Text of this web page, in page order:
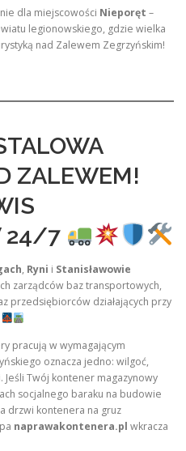
dla miejscowości Nieporęt –
legionowskiego, gdzie wielka
nad Zalewem Zegrzyńskim!
ZALEWEM!
24/7
, Ryni i Stanisławowie
zarządców baz transportowych,
przedsiębiorców działających przy
pracują w wymagającym
oznacza jedno: wilgoć,
Twój kontener magazynowy
socjalnego baraku na budowie
drzwi kontenera na gruz
naprawakontenera.pl wkracza